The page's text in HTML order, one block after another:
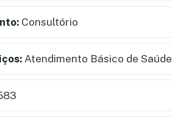
Consultório
Atendimento Básico de Saúde